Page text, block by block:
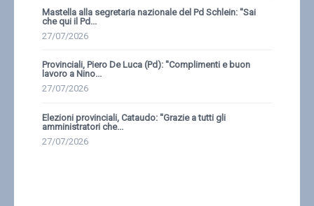
Mastella alla segretaria nazionale del Pd Schlein: ''Sai
che qui il Pd...
27/07/2026
Provinciali, Piero De Luca (Pd): ''Complimenti e buon
lavoro a Nino...
27/07/2026
Elezioni provinciali, Cataudo: ''Grazie a tutti gli
amministratori che...
27/07/2026